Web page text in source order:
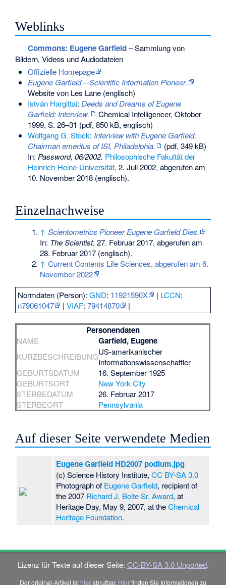
Weblinks
Commons: Eugene Garfield– Sammlung von
Bildern, Videos und Audiodateien
Offizielle Homepage
Eugene Garfield – Scientific Information Pioneer.
Website von Les Lane (englisch)
István Hargittai: Deeds and Dreams of Eugene
Garfield: Interview.
Chemical Intelligencer, Oktober
1999, S. 26–31 (pdf, 850 kB, englisch)
Wolfgang G. Stock: Interview with Eugene Garfield,
Chairman emeritus of ISI, Philadelphia.
(pdf, 349 kB)
In: Password, 06/2002. Philosophische Fakultät der
Heinrich-Heine-Universität, 2. Juli 2002, abgerufen am
10. November 2018(englisch).
Einzelnachweise
↑ Scientometrics Pioneer Eugene Garfield Dies.
In: The Scientist. 27. Februar 2017, abgerufen am
28. Februar 2017 (englisch).
↑ Current Contents Life Sciences, abgerufen am 6.
November 2022
Normdaten (Person):GND: 11921590X | LCCN:
n79061047
|VIAF:79414870 |
Personendaten
NAME Garfield, Eugene
KURZBESCHREIBUNGUS-amerikanischer
Informationswissenschaftler
GEBURTSDATUM
16. September 1925
GEBURTSORT
New York City
STERBEDATUM
26. Februar 2017
STERBEORT
Pennsylvania
Auf dieser Seite verwendete Medien
Eugene Garfield HD2007 podium.jpg
(c) Science History Institute,CC BY-SA 3.0
Photograph of Eugene Garfield, recipient of
the 2007 Richard J. Bolte Sr. Award, at
Heritage Day, May 9, 2007, at theChemical
Heritage Foundation.
Lizenz für Texte auf dieser Seite: CC-BY-SA 3.0 Unported.
Der original-Artikel ist hierabrufbar. Hierfinden Sie Informationen zu